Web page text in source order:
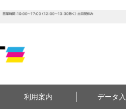
利用案内 データ